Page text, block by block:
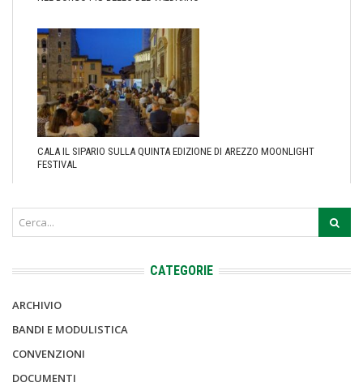
CALA IL SIPARIO SULLA QUINTA EDIZIONE DI AREZZO MOONLIGHT
FESTIVAL
CATEGORIE
ARCHIVIO
BANDI E MODULISTICA
CONVENZIONI
DOCUMENTI